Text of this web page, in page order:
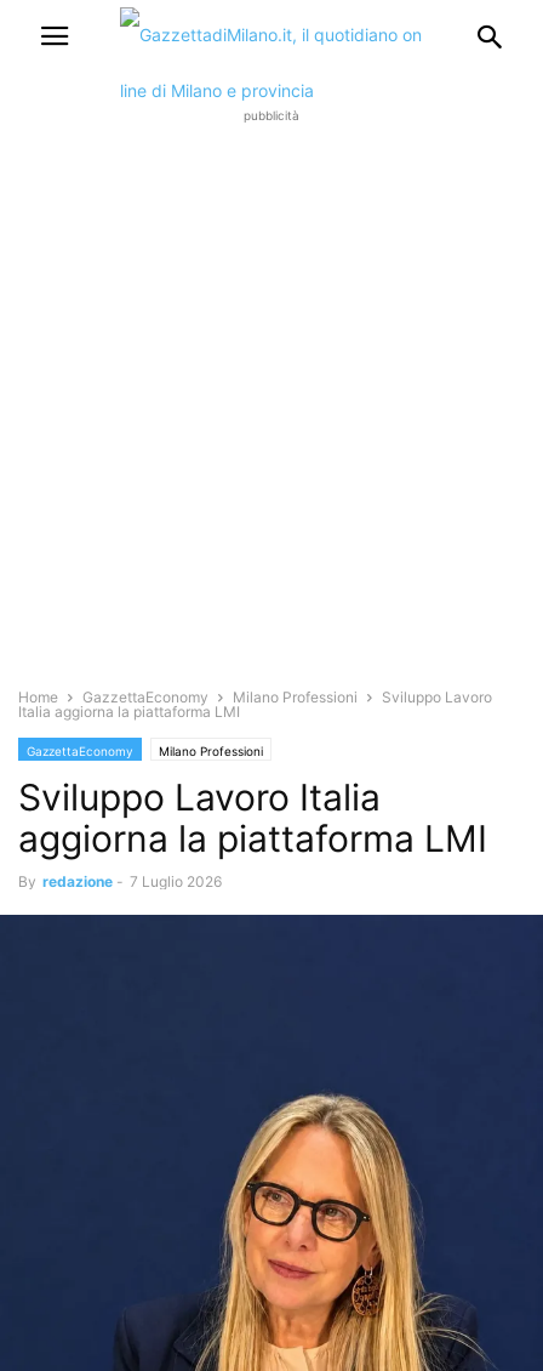
pubblicità
Home GazzettaEconomy Milano Professioni
Sviluppo Lavoro
Italia aggiorna la piattaforma LMI
GazzettaEconomy Milano Professioni
Sviluppo Lavoro Italia
aggiorna la piattaforma LMI
By redazione - 7 Luglio 2026